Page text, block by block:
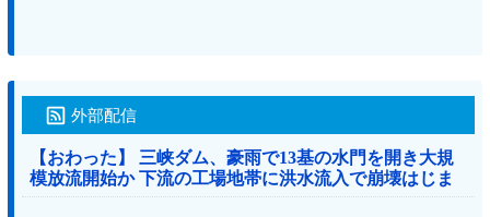
外部配信
【おわった】 三峡ダム、豪雨で13基の水門を開き大規
模放流開始か 下流の工場地帯に洪水流入で崩壊はじま
る